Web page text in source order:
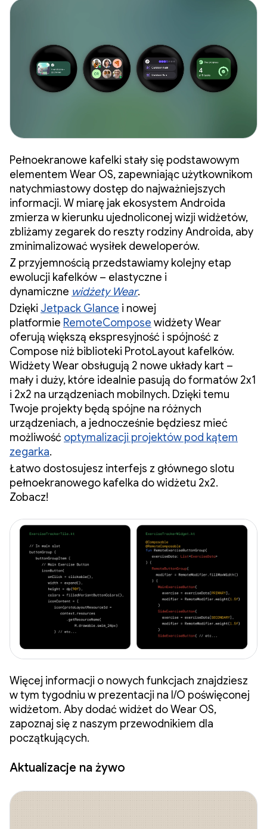
Pełnoekranowe kafelki stały się podstawowym
elementem Wear OS, zapewniając użytkownikom
natychmiastowy dostęp do najważniejszych
informacji. W miarę jak ekosystem Androida
zmierza w kierunku ujednoliconej wizji widżetów,
zbliżamy zegarek do reszty rodziny Androida, aby
zminimalizować wysiłek deweloperów.
Z przyjemnością przedstawiamy kolejny etap
ewolucji kafelków – elastyczne i
dynamiczne widżety Wear.
Dzięki Jetpack Glance i nowej
platformie RemoteCompose widżety Wear
oferują większą ekspresyjność i spójność z
Compose niż biblioteki ProtoLayout kafelków.
Widżety Wear obsługują 2 nowe układy kart –
mały i duży, które idealnie pasują do formatów 2x1
i 2x2 na urządzeniach mobilnych. Dzięki temu
Twoje projekty będą spójne na różnych
urządzeniach, a jednocześnie będziesz mieć
możliwość optymalizacji projektów pod kątem
zegarka.
Łatwo dostosujesz interfejs z głównego slotu
pełnoekranowego kafelka do widżetu 2x2.
Zobacz!
Więcej informacji o nowych funkcjach znajdziesz
w tym tygodniu w prezentacji na I/O poświęconej
widżetom. Aby dodać widżet do Wear OS,
zapoznaj się z naszym przewodnikiem dla
początkujących.
Aktualizacje na żywo